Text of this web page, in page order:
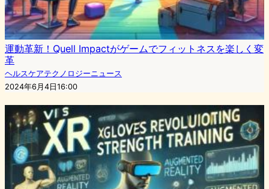
運動革新！Quell Impactがゲームでフィットネスを楽しく変
革
ヘルスケアテクノロジーニュース
2024年6月4日16:00